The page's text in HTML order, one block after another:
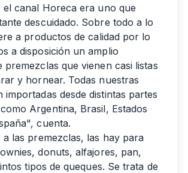
el canal Horeca era uno que
descuidado. Sobre todo a lo
a productos de calidad por lo
a disposición un amplio
premezclas que vienen casi listas
y hornear. Todas nuestras
importadas desde distintas partes
Argentina, Brasil, Estados
cuenta.
a las premezclas, las hay para
donuts, alfajores, pan,
tipos de queques. Se trata de